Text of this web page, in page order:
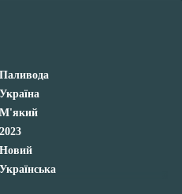
Паливода
Україна
М'який
2023
Новий
Українська